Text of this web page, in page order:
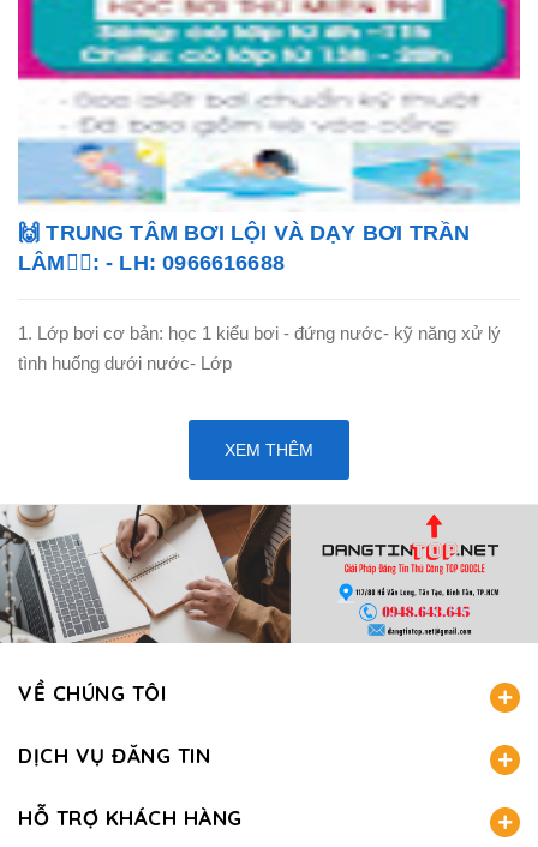
🙌 TRUNG TÂM BƠI LỘI VÀ DẠY BƠI TRẦN
LÂM🏊‍♂️: - LH: 0966616688
1. Lớp bơi cơ bản: học 1 kiểu bơi - đứng nước- kỹ năng xử lý
tình huống dưới nước- Lớp
XEM THÊM
VỀ CHÚNG TÔI
DỊCH VỤ ĐĂNG TIN
HỖ TRỢ KHÁCH HÀNG